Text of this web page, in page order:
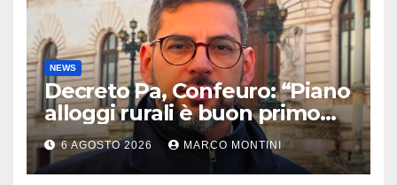
NEWS
Decreto Pa, Confeuro: “Piano
alloggi rurali è buon primo
passo ma da solo non basta”
6 AGOSTO 2026 MARCO MONTINI